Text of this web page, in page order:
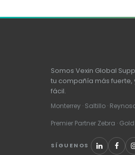
Somos Vexin Global
tu compañía más fuerte,
fácil.
Monterrey · Saltillo ·
Premier Partner Zebra ·
SÍGUENOS